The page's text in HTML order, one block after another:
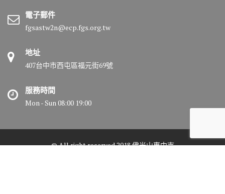
電子郵件
fgsastw2n@ecp.fgs.org.tw
地址
407台中市西屯區福元街69號
服務時間
Mon - Sun 08:00 19:00
© All right reserved 2018 佛光山惠中寺